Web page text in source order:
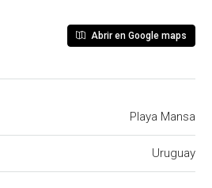
Abrir en Google maps
Playa Mansa
Uruguay